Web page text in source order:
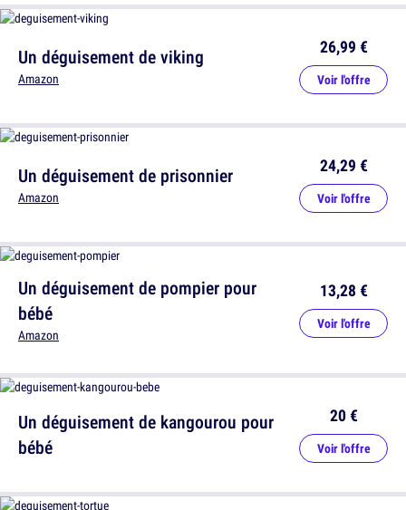
Un déguisement de prisonnier
Amazon
24,29 €
Voir l'offre
Un déguisement de kangourou pour
bébé
20 €
Voir l'offre
Un déguisement de viking
Amazon
26,99 €
Voir l'offre
Un déguisement de pompier pour
bébé
Amazon
13,28 €
Voir l'offre